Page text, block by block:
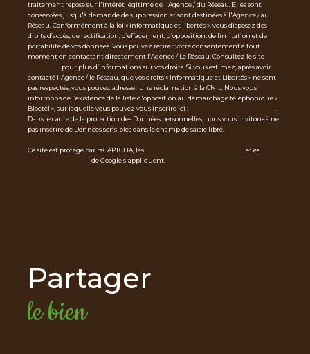
traitement repose sur l'intérêt légitime de l'Agence / du Réseau. Elles sont
conservées jusqu'à demande de suppression et sont destinées à l'Agence / au
Réseau. Conformément à la loi « informatique et libertés », vous disposez des
droits d’accès, de rectification, d’effacement, d’opposition, de limitation et de
portabilité de vos données. Vous pouvez retirer votre consentement à tout
moment en contactant directement l’Agence / Le Réseau. Consultez le site
pour plus d’informations sur vos droits. Si vous estimez, après avoir
contacté l'Agence / le Réseau, que vos droits « Informatique et Libertés » ne sont
pas respectés, vous pouvez adresser une réclamation à la CNIL. Nous vous
informons de l’existence de la liste d'opposition au démarchage téléphonique «
Bloctel », sur laquelle vous pouvez vous inscrire ici :
Dans le cadre de la protection des Données personnelles, nous vous invitons à ne
pas inscrire de Données sensibles dans le champ de saisie libre.
Ce site est protégé par reCAPTCHA, les et es
de Google s'appliquent.
partager
le bien